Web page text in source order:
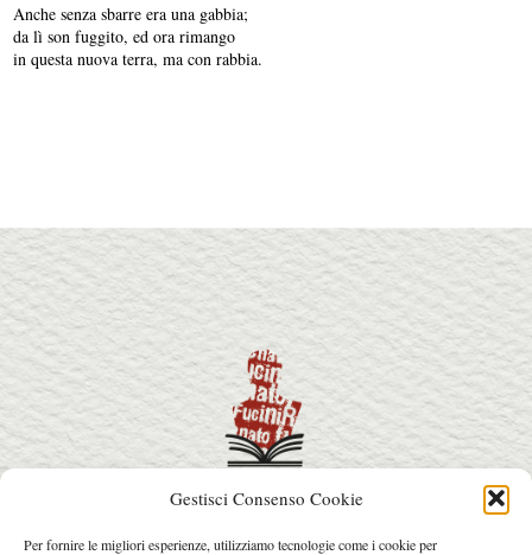
Gestisci Consenso Cookie
Per fornire le migliori esperienze, utilizziamo tecnologie come i cookie per
Anche senza sbarre era una gabbia;
da lì son fuggito, ed ora rimango
in questa nuova terra, ma con rabbia.
info@premiorenatofucini.it